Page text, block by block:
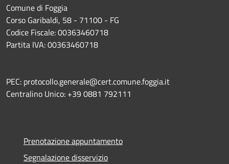
Comune di Foggia
Corso Garibaldi, 58 - 71100 - FG
Codice Fiscale: 00363460718
Partita IVA: 00363460718
PEC: protocollo.generale@cert.comune.foggia.it
Centralino Unico: +39 0881 792111
Prenotazione appuntamento
Segnalazione disservizio